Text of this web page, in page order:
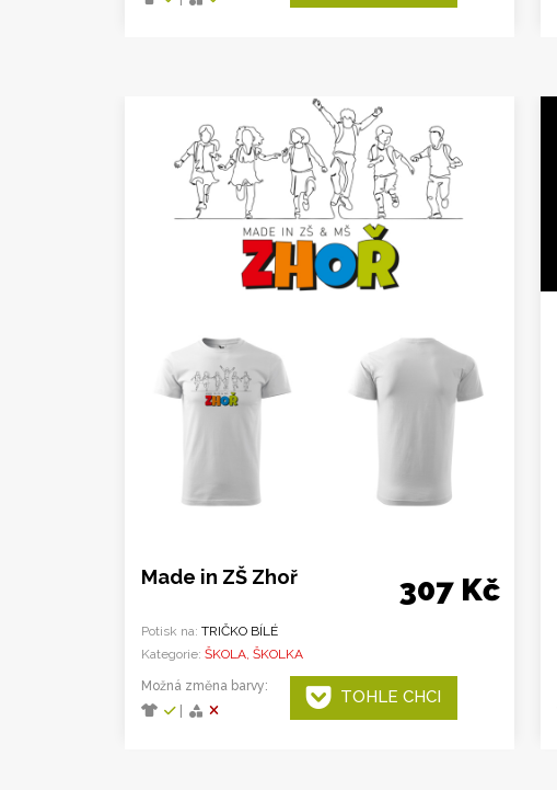
Made in ZŠ Zhoř 307 Kč
Potisk na: TRIČKO BÍLÉ
Kategorie: ŠKOLA, ŠKOLKA
Možná změna barvy:
TOHLE CHCI